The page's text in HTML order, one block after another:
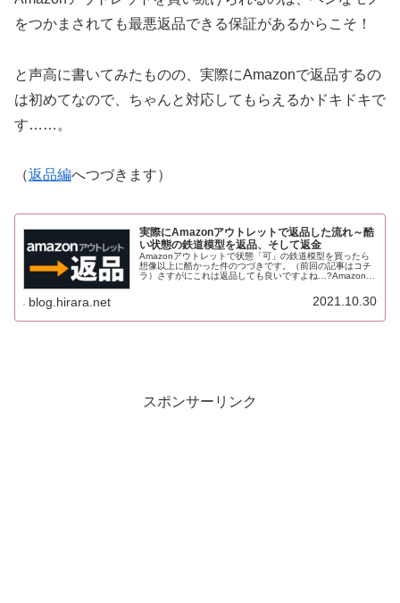
をつかまされても最悪返品できる保証があるからこそ！
と声高に書いてみたものの、実際にAmazonで返品するの
は初めてなので、ちゃんと対応してもらえるかドキドキで
す……。
（返品編へつづきます）
実際にAmazonアウトレットで返品した流れ～酷
い状態の鉄道模型を返品、そして返金
Amazonアウトレットで状態「可」の鉄道模型を買ったら
想像以上に酷かった件のつづきです。（前回の記事はコチ
ラ）さすがにこれは返品しても良いですよね…?Amazonで
blog.hirara.net 2021.10.30
スポンサーリンク